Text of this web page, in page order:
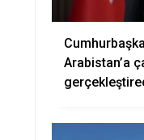
Arabistan’a